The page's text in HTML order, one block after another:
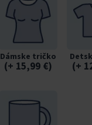
Dámske tričko
(+ 15,99 €) (+